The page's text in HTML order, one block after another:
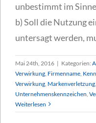
unbestimmt im Sinne
b) Soll die Nutzung
untersagt werden,
Mai 24th, 2016 | Kategorien:
Verwirkung Firmenname
Verwirkung Markenverletzung
Unternehmenskennzeichen
Weiterlesen